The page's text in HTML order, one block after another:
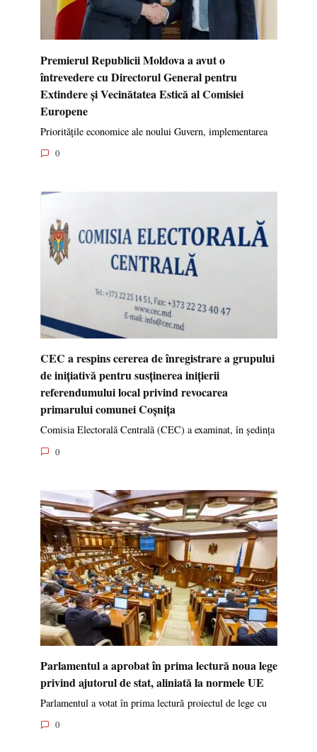
Premierul Republicii Moldova a avut o
întrevedere cu Directorul General pentru
Extindere și Vecinătatea Estică al Comisiei
Europene
Prioritățile economice ale noului Guvern, implementarea
0
CEC a respins cererea de înregistrare a grupului
de inițiativă pentru susținerea inițierii
referendumului local privind revocarea
primarului comunei Coșnița
Comisia Electorală Centrală (CEC) a examinat, în ședința
0
Parlamentul a aprobat în prima lectură noua lege
privind ajutorul de stat, aliniată la normele UE
Parlamentul a votat în prima lectură proiectul de lege cu
0